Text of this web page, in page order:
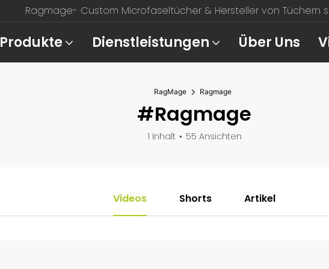
Ragmage- Custom Microfaseltücher & Hersteller von Tüchern
Produkte Dienstleistungen Über Uns
RagMage Ragmage
#Ragmage
1 Inhalt 55 Ansichten
Videos Shorts Artikel